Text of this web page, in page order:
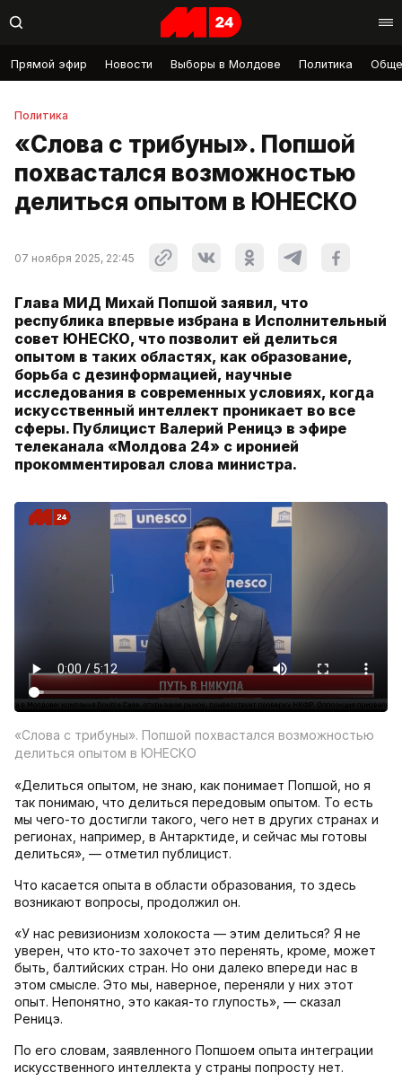
Прямой эфир Новости Выборы в Молдове Политика
Политика
«Слова с трибуны». Попшой
похвастался возможностью
делиться опытом в ЮНЕСКО
07 ноября 2025, 22:45
Глава МИД Михай Попшой заявил, что
республика впервые избрана в Исполнительный
совет ЮНЕСКО, что позволит ей делиться
опытом в таких областях, как образование,
борьба с дезинформацией, научные
исследования в современных условиях, когда
искусственный интеллект проникает во все
сферы. Публицист Валерий Реницэ в эфире
телеканала «Молдова 24» с иронией
прокомментировал слова министра.
«Слова с трибуны». Попшой похвастался возможностью
делиться опытом в ЮНЕСКО
«Делиться опытом, не знаю, как понимает Попшой, но я
так понимаю, что делиться передовым опытом. То есть
мы чего-то достигли такого, чего нет в других странах и
регионах, например, в Антарктиде, и сейчас мы готовы
делиться», — отметил публицист.
Что касается опыта в области образования, то здесь
возникают вопросы, продолжил он.
«У нас ревизионизм холокоста — этим делиться? Я не
уверен, что кто-то захочет это перенять, кроме, может
быть, балтийских стран. Но они далеко впереди нас в
этом смысле. Это мы, наверное, переняли у них этот
опыт. Непонятно, это какая-то глупость», — сказал
Реницэ.
По его словам, заявленного Попшоем опыта интеграции
искусственного интеллекта у страны попросту нет.